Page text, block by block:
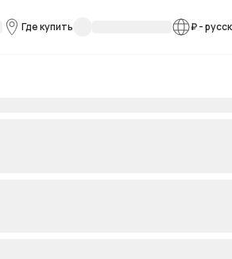
Где купить ₽-